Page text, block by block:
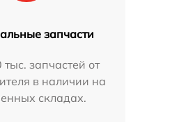
запчасти
запчастей от
в наличии на
складах.